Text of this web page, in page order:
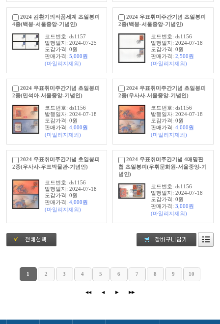
2024 김환기의작품세계 초일봉피
4종(백봉-서울중앙-기념인)
코드번호: ds1157
발행일자: 2024-07-25
도감가격: 0원
판매가격: 5,000원
(마일리지제외)
2024 우표취미주간기념 초일봉피
2종(백봉-서울중앙-기념인)
코드번호: ds1156
발행일자: 2024-07-18
도감가격: 0원
판매가격: 2,500원
(마일리지제외)
2024 우표취미주간기념 초일봉피
2종(민석아-서울중앙-기념인)
코드번호: ds1156
발행일자: 2024-07-18
도감가격: 0원
판매가격: 4,000원
(마일리지제외)
2024 우표취미주간기념 초일봉피
2종(우사사-서울중앙-기념인)
코드번호: ds1156
발행일자: 2024-07-18
도감가격: 0원
판매가격: 4,000원
(마일리지제외)
2024 우표취미주간기념 초일봉피
2종(우사사-우표박물관-기념인)
코드번호: ds1156
발행일자: 2024-07-18
도감가격: 0원
판매가격: 4,000원
(마일리지제외)
2024 우표취미주간기념 4매명판
첩 초일봉피(우취문화원-서울중앙-기
념인)
코드번호: ds1156
발행일자: 2024-07-18
도감가격: 0원
판매가격: 3,000원
(마일리지제외)
◀◀ ◀
1 2 3 4 5 6 7 8 9 10
▶ ▶▶